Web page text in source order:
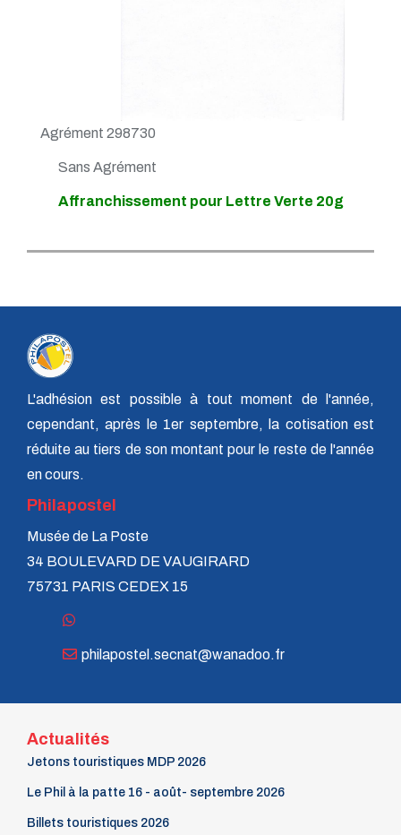
Agrément 298730
Sans Agrément
Affranchissement pour Lettre Verte 20g
L'adhésion est possible à tout moment de l'année,
cependant, après le 1er septembre, la cotisation est
réduite au tiers de son montant pour le reste de l'année
en cours.
Philapostel
Musée de La Poste
34 BOULEVARD DE VAUGIRARD
75731 PARIS CEDEX 15
philapostel.secnat@wanadoo.fr
Actualités
Jetons touristiques MDP 2026
Le Phil à la patte 16 - août- septembre 2026
Billets touristiques 2026